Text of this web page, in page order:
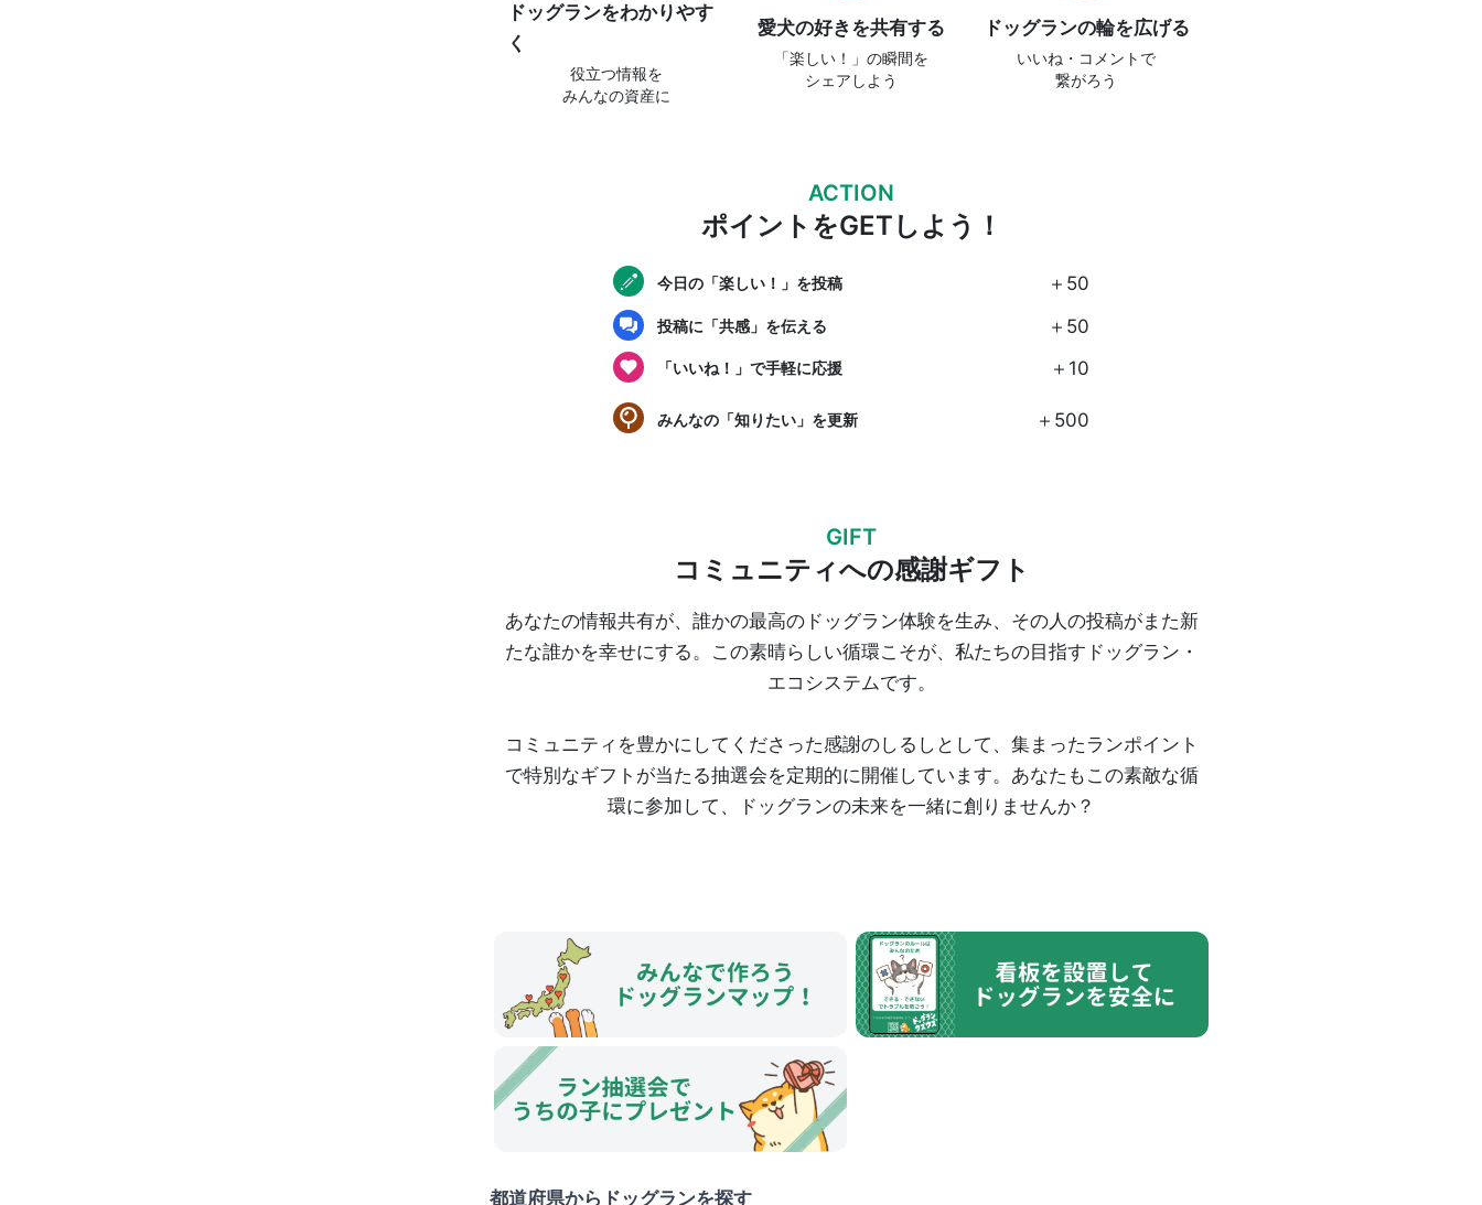
ドッグランをわかりやす
く
役立つ情報を
みんなの資産に
愛犬の好きを共有する
「楽しい！」の瞬間を
シェアしよう
ドッグランの輪を広げる
いいね・コメントで
繋がろう
ACTION
ポイントをGETしよう！
今日の「楽しい！」を投稿 ＋50
投稿に「共感」を伝える ＋50
「いいね！」で手軽に応援 ＋10
みんなの「知りたい」を更新 ＋500
GIFT
コミュニティへの感謝ギフト
あなたの情報共有が、誰かの最高のドッグラン体験を生み、その人の投稿がまた新
たな誰かを幸せにする。この素晴らしい循環こそが、私たちの目指すドッグラン・
エコシステムです。
コミュニティを豊かにしてくださった感謝のしるしとして、集まったランポイント
で特別なギフトが当たる抽選会を定期的に開催しています。あなたもこの素敵な循
環に参加して、ドッグランの未来を一緒に創りませんか？
都道府県からドッグランを探す